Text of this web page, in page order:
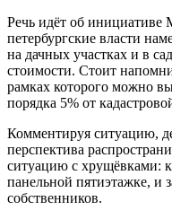
Речь идёт об
петербургские власти
на дачных участках и в
стоимости. Стоит
рамках которого можно
порядка 5% от
Комментируя ситуацию,
перспектива
ситуацию с хрущёвками:
панельной пятиэтажке, и
собственников.